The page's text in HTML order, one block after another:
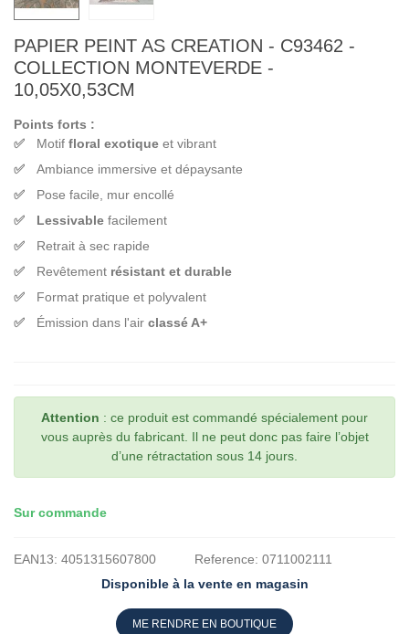
PAPIER PEINT AS CREATION - C93462 -
COLLECTION MONTEVERDE -
10,05X0,53CM
Points forts :
Motif floral exotique et vibrant
Ambiance immersive et dépaysante
Pose facile, mur encollé
Lessivable facilement
Retrait à sec rapide
Revêtement résistant et durable
Format pratique et polyvalent
Émission dans l'air classé A+
Attention : ce produit est commandé spécialement pour
vous auprès du fabricant. Il ne peut donc pas faire l’objet
d’une rétractation sous 14 jours.
Sur commande
EAN13: 4051315607800 Reference: 0711002111
Disponible à la vente en magasin
ME RENDRE EN BOUTIQUE